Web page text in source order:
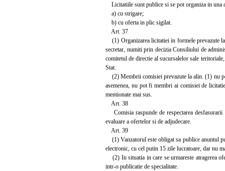
Licitatiile sunt publice si se pot organiza in una
a) cu strigare;
b) cu oferta in plic sigilat.
Art. 37
(1) Organizarea licitatiei in formele prevazute
secretar, numiti prin decizia Consiliului de
comitetul de directie al sucursalelor sale
Stat.
(2) Membrii comisiei prevazute la alin. (1) nu
asemenea, nu pot fi membri ai comisiei de
mentionate mai sus.
Art. 38
Comisia raspunde de respectarea desfasurarii
evaluare a ofertelor si de adjudecare.
Art. 39
(1) Vanzatorul este obligat sa publice anuntul
electronic, cu cel putin 15 zile lucratoare, dar nu
(2) In situatia in care se urmareste atragerea
intr-o publicatie de specialitate.